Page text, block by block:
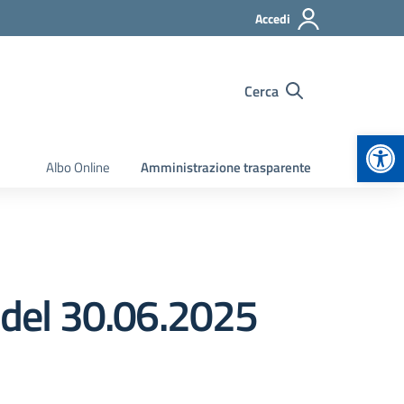
Accedi
Cerca
Albo Online Amministrazione trasparente
30.06.2025